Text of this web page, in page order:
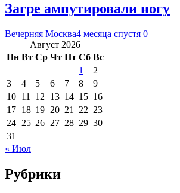
Загре ампутировали ногу
Вечерняя Москва4 месяца спустя 0
Август 2026
Пн Вт Ср Чт Пт Сб Вс
1
2
3
4 5 6 7 8
9
10 11 12 13 14 15 16
17 18 19 20 21 22 23
24 25 26 27 28 29 30
31
« Июл
Рубрики